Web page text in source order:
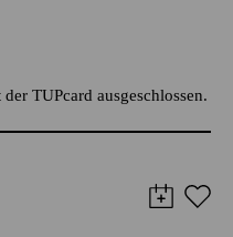
TUPcard ausgeschlossen.